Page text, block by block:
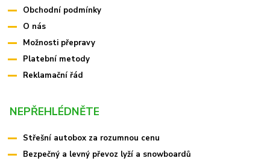
Obchodní podmínky
O nás
Možnosti přepravy
Platební metody
Reklamační řád
NEPŘEHLÉDNĚTE
Střešní autobox za rozumnou cenu
Bezpečný a levný převoz lyží a snowboardů